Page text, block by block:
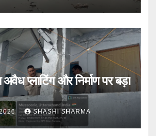
अवैध प्लाटिंग और निर्माण पर बड़ा
SHASHI SHARMA